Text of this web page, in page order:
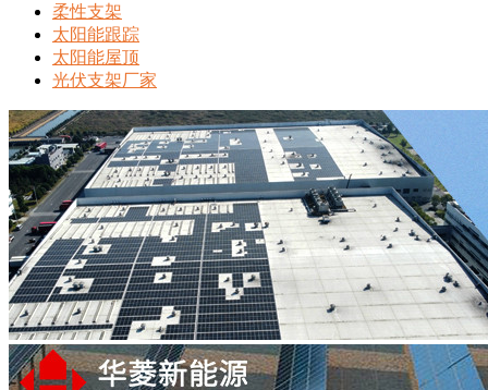
柔性支架
太阳能跟踪
太阳能屋顶
光伏支架厂家